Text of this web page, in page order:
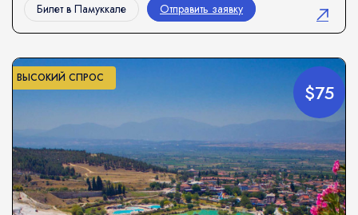
Билет в Памуккале Отправить заявку
$75
ВЫСОКИЙ СПРОС